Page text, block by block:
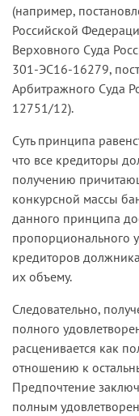
(например,
Российской
Верховного Суда
301-ЭС16-16279,
Арбитражного Суда
12751/12).
Суть принципа
что все кредиторы
получению
конкурсной массы
данного принципа
пропорционального
кредиторов
их объему.
Следовательно,
полного
расценивается как
отношению к
Предпочтение
полным